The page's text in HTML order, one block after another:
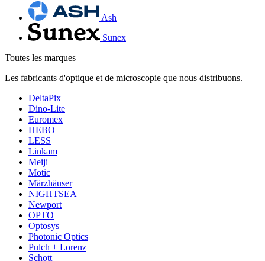
Ash
Sunex
Toutes les marques
Les fabricants d'optique et de microscopie que nous distribuons.
DeltaPix
Dino-Lite
Euromex
HEBO
LESS
Linkam
Meiji
Motic
Märzhäuser
NIGHTSEA
Newport
OPTO
Optosys
Photonic Optics
Pulch + Lorenz
Schott